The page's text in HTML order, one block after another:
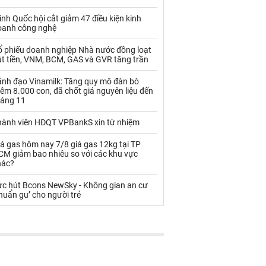
Palladium Phân bón
Rau - Củ -Quả
Sữa
Than Thức ăn chăn nuôi
Thủy hải sản khác
Vàng
VLXD khác Xăng dầu
Xi măng - Clynker
Quốc hội cắt giảm 47 điều kiện kinh
công nghệ
phiếu doanh nghiệp Nhà nước đồng loạt
tiền, VNM, BCM, GAS và GVR tăng trần
đạo Vinamilk: Tăng quy mô đàn bò
8.000 con, đã chốt giá nguyên liệu đến
11
viên HĐQT VPBankS xin từ nhiệm
gas hôm nay 7/8 giá gas 12kg tại TP
giảm bao nhiêu so với các khu vực
hút Bcons NewSky - Không gian an cư
gu’ cho người trẻ